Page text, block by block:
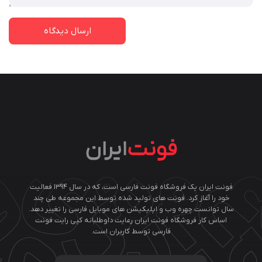
فونت ایران یک فروشگاه فونت فارسی است، که در سال ۱۳۹۴ فعالیت
خود را آغاز کرد. فونت های تولید شده توسط این مجموعه طی چند
سال توانست چهره وب و اپلیکیشن های موبایل فارسی را تغییر دهد.
اساس کار فروشگاه فونت ایران رعایت داوطلبانه کپی رایت فونت
فارسی توسط کاربران است.